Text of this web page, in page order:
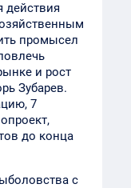
действия
промысел
и рост
Зубарев.
7
до конца
с